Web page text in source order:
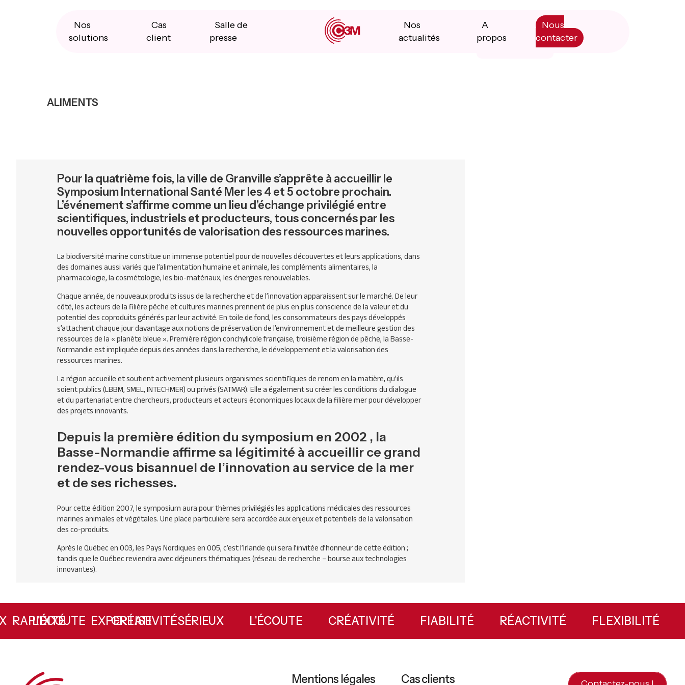
Nos
solutions
Cas
client
Salle de
presse
Nos
actualités
A
propos
Nous
contacter
ALIMENTS
Pour la quatrième fois, la ville de Granville s’apprête à accueillir le
Symposium International Santé Mer les 4 et 5 octobre prochain.
L’événement s’affirme comme un lieu d’échange privilégié entre
scientifiques, industriels et producteurs, tous concernés par les
nouvelles opportunités de valorisation des ressources marines.
La biodiversité marine constitue un immense potentiel pour de nouvelles découvertes et leurs applications, dans
des domaines aussi variés que l’alimentation humaine et animale, les compléments alimentaires, la
pharmacologie, la cosmétologie, les bio-matériaux, les énergies renouvelables.
Chaque année, de nouveaux produits issus de la recherche et de l’innovation apparaissent sur le marché. De leur
côté, les acteurs de la filière pêche et cultures marines prennent de plus en plus conscience de la valeur et du
potentiel des coproduits générés par leur activité. En toile de fond, les consommateurs des pays développés
s’attachent chaque jour davantage aux notions de préservation de l’environnement et de meilleure gestion des
ressources de la « planète bleue ». Première région conchylicole française, troisième région de pêche, la Basse-
Normandie est impliquée depuis des années dans la recherche, le développement et la valorisation des
ressources marines.
La région accueille et soutient activement plusieurs organismes scientifiques de renom en la matière, qu’ils
soient publics (LBBM,SMEL,INTECHMER) ou privés (SATMAR). Elle a également su créer les conditions du dialogue
et du partenariat entre chercheurs, producteurs et acteurs économiques locaux de la filière mer pour développer
des projets innovants.
Depuis la première édition du symposium en 2002 , la
Basse-Normandie affirme sa légitimité à accueillir ce grand
rendez-vous bisannuel de l’innovation au service de la mer
et de ses richesses.
Pour cette édition 2007, le symposium aura pour thèmes privilégiés les applications médicales des ressources
marines animales et végétales. Une place particulière sera accordée aux enjeux et potentiels de la valorisation
des co-produits.
Après le Québec en 003, les Pays Nordiques en 005, c’est l’Irlande qui sera l’invitée d’honneur de cette édition ;
tandis que le Québec reviendra avec déjeuners thématiques (réseau de recherche – bourse aux technologies
innovantes).
L’ÉCOUTE CRÉATIVITÉ
RAPIDITÉ EXPERTISE SÉRIEUX L’ÉCOUTE CRÉATIVITÉ FIABILITÉ RÉACTIVITÉ FLEXIBILITÉ
Mentions légales Cas clients